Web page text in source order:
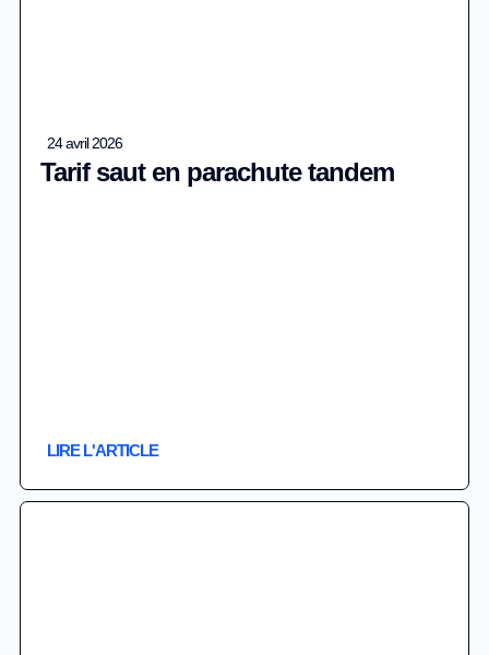
24 avril 2026
Tarif saut en parachute tandem
LIRE L'ARTICLE